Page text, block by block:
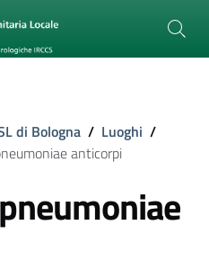
di Bologna / Luoghi /
anticorpi